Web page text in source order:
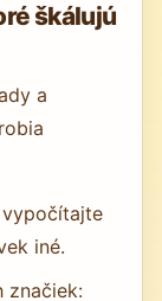
škálujú
a
iné.
značiek: